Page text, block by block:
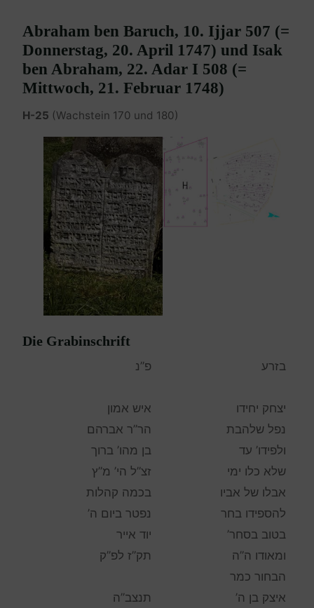
Abraham ben Baruch, 10. Ijjar 507 (=
Donnerstag, 20. April 1747) und Isak
ben Abraham, 22. Adar I 508 (=
Mittwoch, 21. Februar 1748)
H-25 (Wachstein 170 und 180)
Die Grabinschrift
פ”נ
איש אמון
הר”ר אברהם
בן מהו’ ברוך
זצ”ל הי’ מ”ץ
בכמה קהלות
נפטר ביום ה’
יוד אייר
תק”ז לפ”ק
תנצב”ה
בזרע
יצחק יחידו
נפל שלהבת
ולפידו’ עד
שלא כלו ימי
אבלו של אביו
להספידו בחר
בטוב בסחר’
ומאודו ה”ה
הבחור כמר
איצק בן ה’